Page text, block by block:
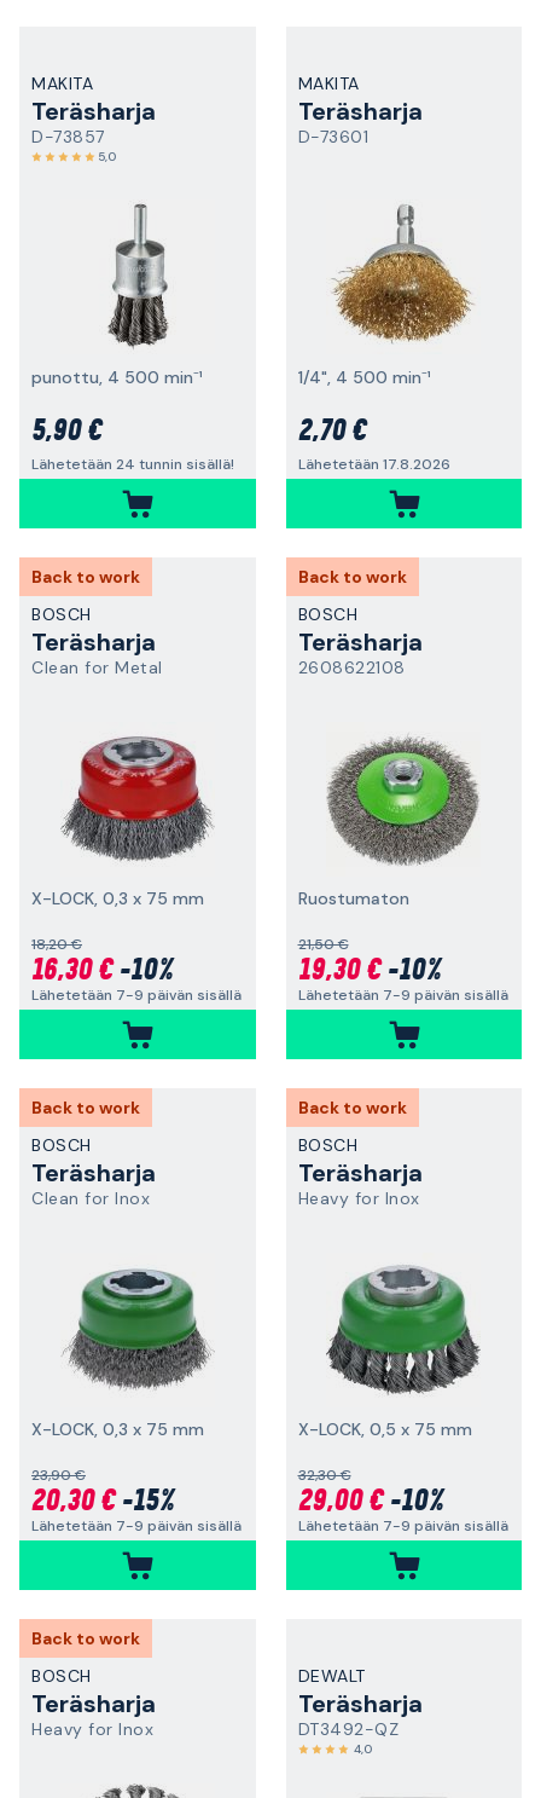
MAKITA
Teräsharja
D-73857
5,0
punottu, 4 500 min⁻¹
5,90 €
Lähetetään 24 tunnin sisällä!
MAKITA
Teräsharja
D-73601
1/4", 4 500 min⁻¹
2,70 €
Lähetetään 17.8.2026
Back to work
BOSCH
Teräsharja
Clean for Metal
X-LOCK, 0,3 x 75 mm
18,20 €
16,30 €-10%
Lähetetään 7-9 päivän sisällä
Back to work
BOSCH
Teräsharja
2608622108
Ruostumaton
21,50 €
19,30 €-10%
Lähetetään 7-9 päivän sisällä
Back to work
BOSCH
Teräsharja
Clean for Inox
X-LOCK, 0,3 x 75 mm
23,90 €
20,30 €-15%
Lähetetään 7-9 päivän sisällä
Back to work
BOSCH
Teräsharja
Heavy for Inox
X-LOCK, 0,5 x 75 mm
32,30 €
29,00 €-10%
Lähetetään 7-9 päivän sisällä
Back to work
BOSCH
Teräsharja
Heavy for Inox
DEWALT
Teräsharja
DT3492-QZ
4,0